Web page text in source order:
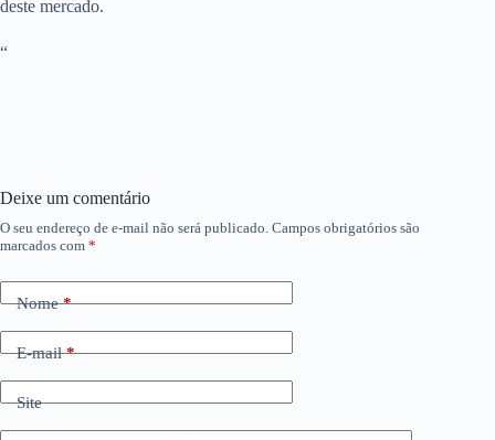
deste mercado.
“
Deixe um comentário
O seu endereço de e-mail não será publicado. Campos obrigatórios são
marcados com *
Nome*
E-mail*
Site